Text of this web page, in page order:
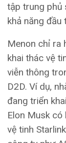
tập trung phủ
khả năng đầu
Menon chỉ ra
khai thác vệ
viễn thông
D2D. Ví dụ,
đang triển
Elon Musk có
vệ tinh